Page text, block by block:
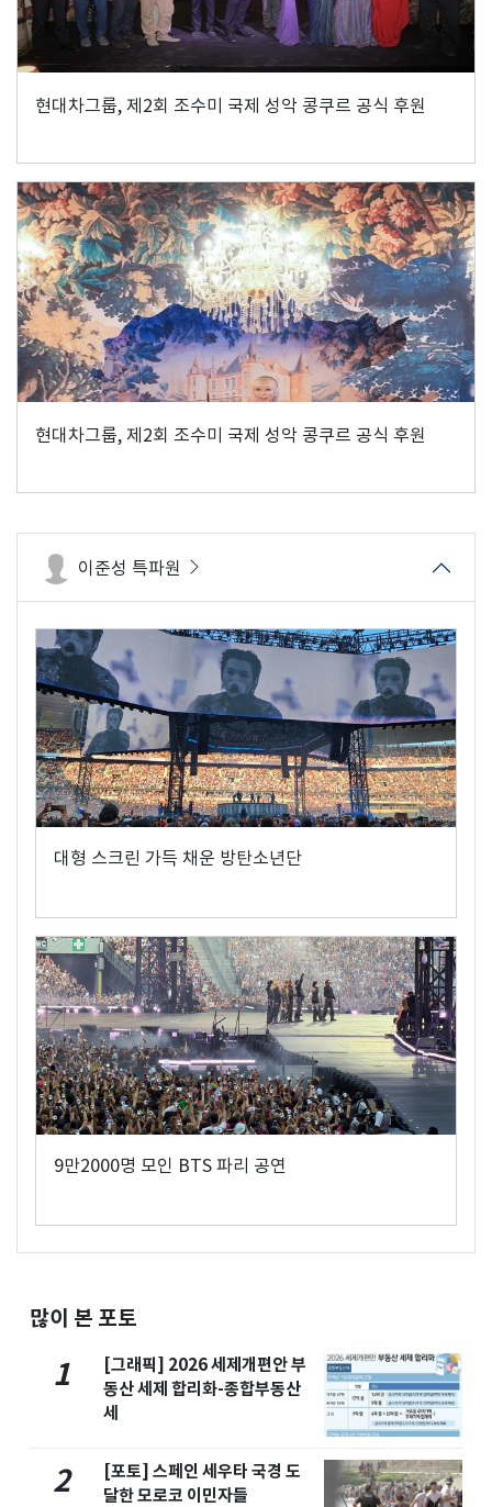
현대차그룹, 제2회 조수미 국제 성악 콩쿠르 공식 후원
현대차그룹, 제2회 조수미 국제 성악 콩쿠르 공식 후원
이준성 특파원
대형 스크린 가득 채운 방탄소년단
9만2000명 모인 BTS 파리 공연
많이 본 포토
1
[그래픽] 2026 세제개편안 부
동산 세제 합리화-종합부동산
세
2
[포토] 스페인 세우타 국경 도
달한 모로코 이민자들